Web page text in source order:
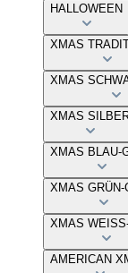
HALLOWEEN
XMAS
XMAS
XMAS
XMAS BLAU-
XMAS GRÜN-
XMAS
AMERICAN